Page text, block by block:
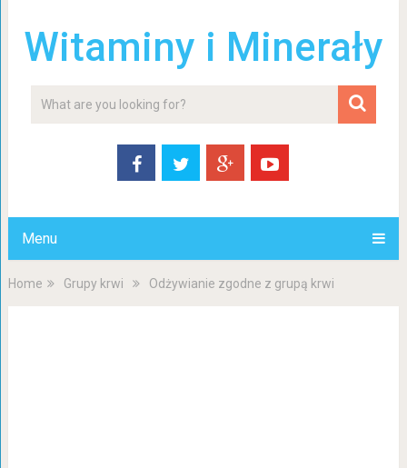
Witaminy i Minerały
Menu
Home Grupy krwi Odżywianie zgodne z grupą krwi